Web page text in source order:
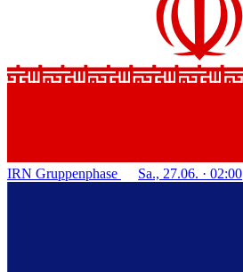
IRN Gruppenphase Sa., 27.06. · 02:00